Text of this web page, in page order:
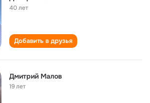
40 лет
Добавить в друзья
Дмитрий Малов
19 лет